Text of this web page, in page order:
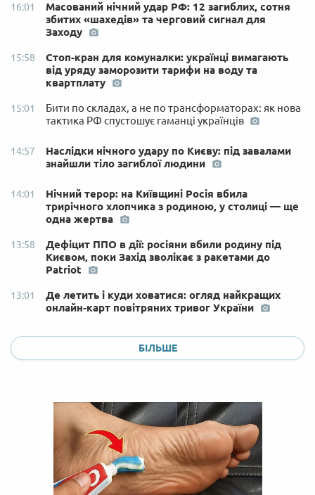
16:01
Масований нічний удар РФ: 12 загиблих, сотня
збитих «шахедів» та черговий сигнал для
Заходу
15:58
Стоп-кран для комуналки: українці вимагають
від уряду заморозити тарифи на воду та
квартплату
15:01
Бити по складах, а не по трансформаторах: як нова
тактика РФ спустошує гаманці українців
14:57
Наслідки нічного удару по Києву: під завалами
знайшли тіло загиблої людини
14:01
Нічний терор: на Київщині Росія вбила
трирічного хлопчика з родиною, у столиці — ще
одна жертва
13:58
Дефіцит ППО в дії: росіяни вбили родину під
Києвом, поки Захід зволікає з ракетами до
Patriot
13:01
Де летить і куди ховатися: огляд найкращих
онлайн-карт повітряних тривог України
БІЛЬШЕ